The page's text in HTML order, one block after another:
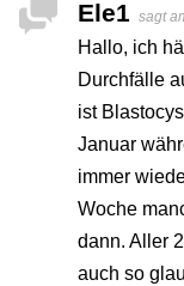
Ele1 sagt
Hallo, ich
Durchfälle
ist
Januar
immer
Woche
dann. Aller
auch so